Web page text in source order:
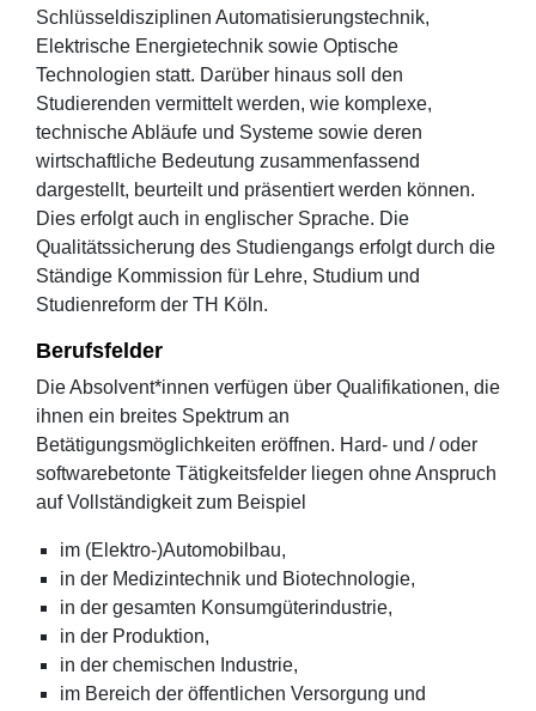
Schlüsseldisziplinen Automatisierungstechnik,
Elektrische Energietechnik sowie Optische
Technologien statt. Darüber hinaus soll den
Studierenden vermittelt werden, wie komplexe,
technische Abläufe und Systeme sowie deren
wirtschaftliche Bedeutung zusammenfassend
dargestellt, beurteilt und präsentiert werden können.
Dies erfolgt auch in englischer Sprache. Die
Qualitätssicherung des Studiengangs erfolgt durch die
Ständige Kommission für Lehre, Studium und
Studienreform der TH Köln.
Berufsfelder
Die Absolvent*innen verfügen über Qualifikationen, die
ihnen ein breites Spektrum an
Betätigungsmöglichkeiten eröffnen. Hard- und / oder
softwarebetonte Tätigkeitsfelder liegen ohne Anspruch
auf Vollständigkeit zum Beispiel
im (Elektro-)Automobilbau,
in der Medizintechnik und Biotechnologie,
in der gesamten Konsumgüterindustrie,
in der Produktion,
in der chemischen Industrie,
im Bereich der öffentlichen Versorgung und